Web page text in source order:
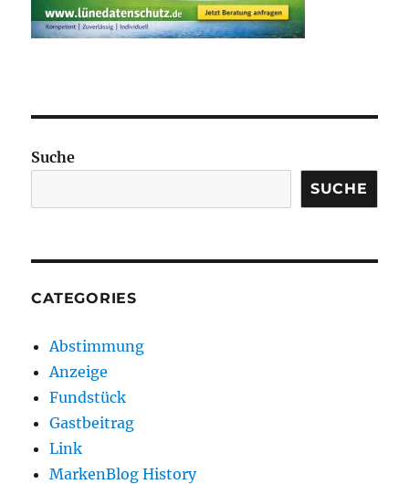
Suche
SUCHE
CATEGORIES
Abstimmung
Anzeige
Fundstück
Gastbeitrag
Link
MarkenBlog History